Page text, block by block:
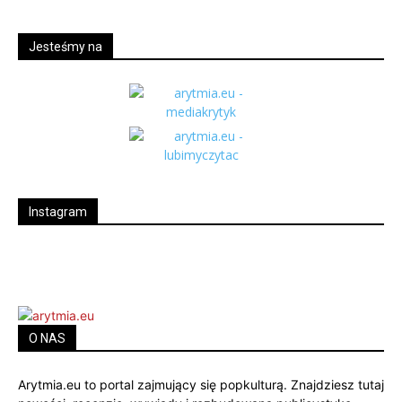
Jesteśmy na
Instagram
O NAS
Arytmia.eu to portal zajmujący się popkulturą. Znajdziesz tutaj